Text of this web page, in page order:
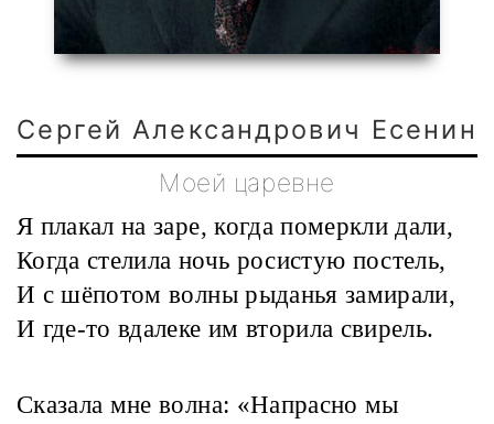
Сергей Александрович Есенин
Моей царевне
Я плакал на заре, когда померкли дали,
Когда стелила ночь росистую постель,
И с шёпотом волны рыданья замирали,
И где-то вдалеке им вторила свирель.
Сказала мне волна: «Напрасно мы